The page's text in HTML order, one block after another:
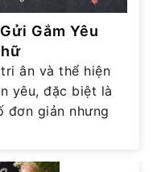
Gắm Yêu
ân và thể hiện
yêu, đặc biệt là
đơn giản nhưng